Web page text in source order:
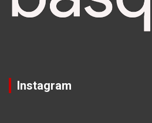
Instagram